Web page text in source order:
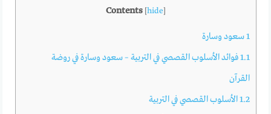
Contents [hide]
1سعود وسارة
1.1فوائد الأسلوب القصصي في التربية – سعود وسارة في روضة
القرآن
1.2الأسلوب القصصي في التربية